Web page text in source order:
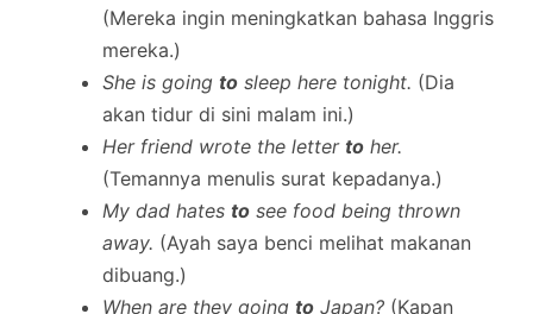
(Mereka ingin meningkatkan bahasa Inggris
mereka.)
She is going to sleep here tonight. (Dia
akan tidur di sini malam ini.)
Her friend wrote the letter to her.
(Temannya menulis surat kepadanya.)
My dad hates to see food being thrown
away. (Ayah saya benci melihat makanan
dibuang.)
When are they going to Japan? (Kapan